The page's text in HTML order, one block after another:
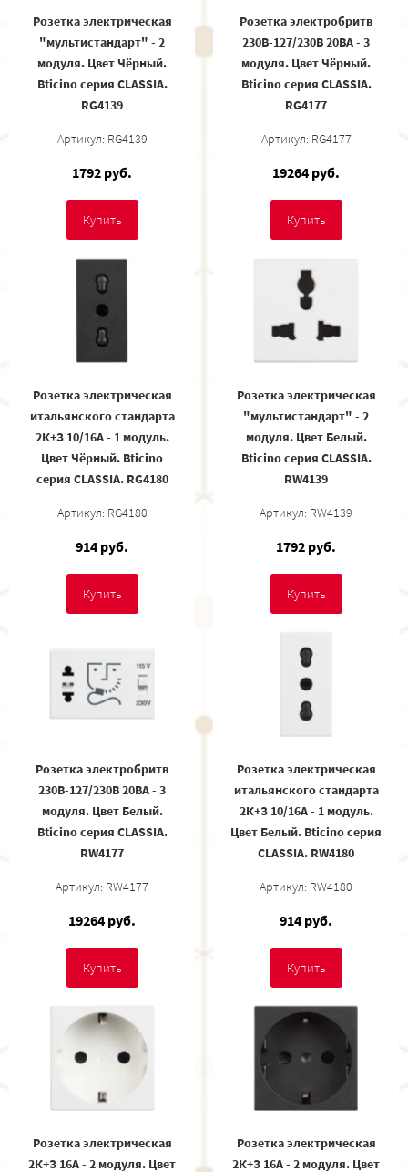
Розетка электрическая
"мультистандарт" - 2
модуля. Цвет Чёрный.
Bticino серия CLASSIA.
RG4139
Артикул: RG4139
1792 руб.
Купить
Розетка электробритв
230В-127/230В 20ВА - 3
модуля. Цвет Чёрный.
Bticino серия CLASSIA.
RG4177
Артикул: RG4177
19264 руб.
Купить
Розетка электрическая
итальянского стандарта
2К+З 10/16А - 1 модуль.
Цвет Чёрный. Bticino
серия CLASSIA. RG4180
Артикул: RG4180
914 руб.
Купить
Розетка электрическая
"мультистандарт" - 2
модуля. Цвет Белый.
Bticino серия CLASSIA.
RW4139
Артикул: RW4139
1792 руб.
Купить
Розетка электробритв
230В-127/230В 20ВА - 3
модуля. Цвет Белый.
Bticino серия CLASSIA.
RW4177
Артикул: RW4177
19264 руб.
Купить
Розетка электрическая
итальянского стандарта
2К+З 10/16А - 1 модуль.
Цвет Белый. Bticino серия
CLASSIA. RW4180
Артикул: RW4180
914 руб.
Купить
Розетка электрическая
2К+З 16А - 2 модуля. Цвет
Розетка электрическая
2К+З 16А - 2 модуля. Цвет